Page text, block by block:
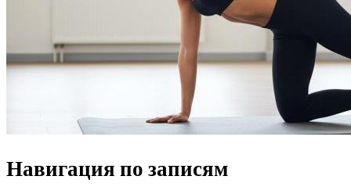
Навигация по записям